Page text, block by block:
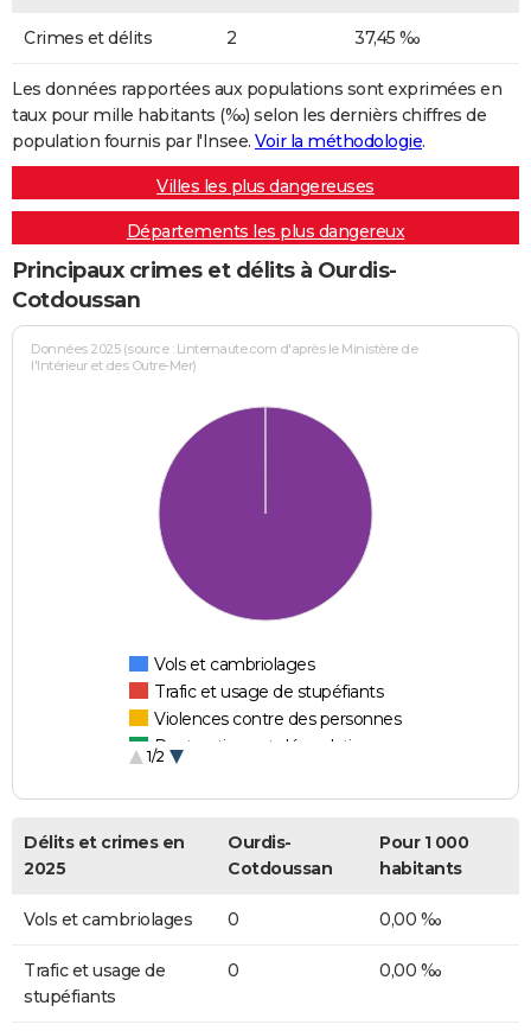
Crimes et délits 2 37,45 ‰
Les données rapportées aux populations sont exprimées en
taux pour mille habitants (‰) selon les dernièrs chiffres de
population fournis par l'Insee. Voir la méthodologie.
Villes les plus dangereuses
Départements les plus dangereux
Principaux crimes et délits à Ourdis-
Cotdoussan
Données 2025 (source : Linternaute.com d'après le Ministère de
l'Intérieur et des Outre-Mer)
Vols et cambriolages
Trafic et usage de stupéfiants
Violences contre des personnes
Destructions et dégradations
1/2
Délits et crimes en
2025
Ourdis-
Cotdoussan
Pour 1 000
habitants
Vols et cambriolages 0 0,00 ‰
Trafic et usage de
stupéfiants
0 0,00 ‰